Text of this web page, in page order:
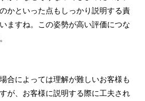
かといった点もしっかり説明する責
ますね。この姿勢が高い評価につな
合によっては理解が難しいお客様も
が、お客様に説明する際に工夫され